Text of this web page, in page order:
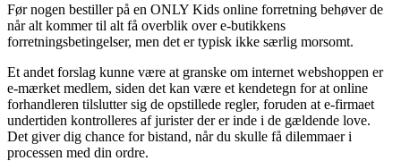
Før nogen bestiller på en ONLY Kids online forretning behøver de
når alt kommer til alt få overblik over e-butikkens
forretningsbetingelser, men det er typisk ikke særlig morsomt.
Et andet forslag kunne være at granske om internet webshoppen er
e-mærket medlem, siden det kan være et kendetegn for at online
forhandleren tilslutter sig de opstillede regler, foruden at e-firmaet
undertiden kontrolleres af jurister der er inde i de gældende love.
Det giver dig chance for bistand, når du skulle få dilemmaer i
processen med din ordre.